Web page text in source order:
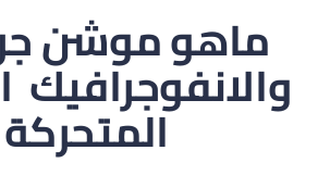
ماهو موشن
والانفوجرافيك
المتحركة